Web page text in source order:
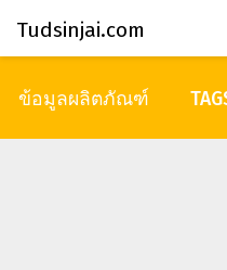
Tudsinjai.com
ข้อมูลผลิตภัณฑ์